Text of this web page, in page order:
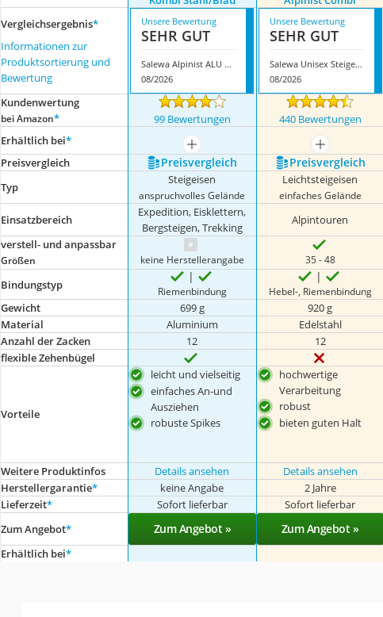
Vergleichsergebnis*
Informationen zur
Produktsortierung und
Bewertung
Unsere Bewertung
SEHR GUT
Salewa Alpinist ALU Kombi Stahl/Blau
08/2026
Unsere Bewertung
SEHR GUT
Salewa Unisex Steigeisen Alpinist Combi
08/2026
Kundenwertung
bei Amazon* 99 Bewertungen 440 Bewertungen
Erhältlich bei*
mehr anzeigen mehr anzeigen
Preis­vergleich
Preis­vergleich Preis­vergleich
Typ
Steigeisen
anspruchvolles Gelände
Leichtsteigeisen
einfaches Gelände
Einsatzbereich
Expedition, Eisklettern,
Bergsteigen, Trekking
Alpintouren
verstell- und anpassbar
Größen keine Herstellerangabe 35 - 48
Bindungstyp Riemenbindung Hebel-, Riemenbindung
Gewicht 699 g 920 g
Material
Aluminium Edelstahl
Anzahl der Zacken
12 12
flexible Zehenbügel
Vorteile
leicht und vielseitig
einfaches An-und
Ausziehen
robuste Spikes
hochwertige
Verarbeitung
robust
bieten guten Halt
Weitere Produktinfos Details ansehen Details ansehen
Herstellergarantie* keine Angabe 2 Jahre
Lieferzeit* Sofort lieferbar Sofort lieferbar
Zum Angebot* Zum Angebot » Zum Angebot »
Erhältlich bei*